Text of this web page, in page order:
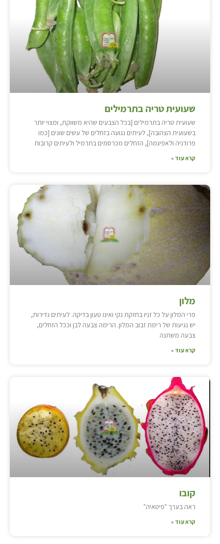
שעועית טריה בתרמילים
שעועית טריה בתרמילים [בכל הצבעים שהיא משווקת, ומצוי יותר
בשעועית הצהובה], לעיתים נגועה בזחלים של עשים שונים [כמו
פרודניה ולאפיגמה], הזחלים מכרסמים בתרמיל ולעיתים קרובות
קרא עוד »
מלון
פרי המלון על כל זניו בחזקת נקי ואינו טעון בדיקה. לעיתים נדירות,
יש נגיעות של רימת זבוב המלון. הרימה צבעה לבן וככל הזחלים,
צבעה משתנה
קרא עוד »
קובו
ראה בערך "פיטאיה"
קרא עוד »